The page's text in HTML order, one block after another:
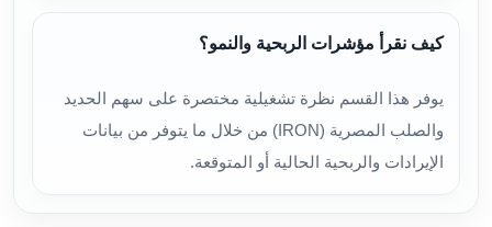
كيف نقرأ مؤشرات الربحية والنمو؟
يوفر هذا القسم نظرة تشغيلية مختصرة على سهم الحديد
والصلب المصرية (IRON) من خلال ما يتوفر من بيانات
الإيرادات والربحية الحالية أو المتوقعة.